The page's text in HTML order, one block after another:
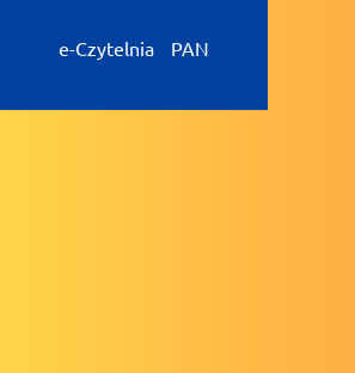
e-Czytelnia PAN